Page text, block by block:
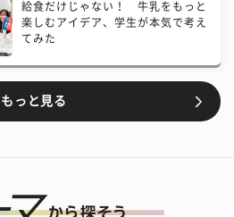
給食だけじゃない！ 牛乳をもっと
楽しむアイデア、学生が本気で考え
てみた
もっと見る